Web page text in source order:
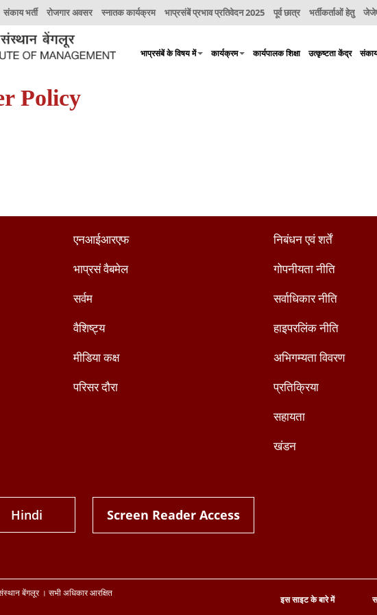
संकाय भर्ती रोजगार अवसर स्नातक कार्यक्रम भाप्रसंबें प्रभाव प्रतिवेदन 2025 पूर्व छात्र भर्तीकर्ताओं हेतु
भाप्रसंबें के विषय में कार्यक्रम कार्यपालक शिक्षा उत्कृष्टता केंद्र
Policy
एनआईआरएफ
भाप्रसं वैबमेल
सर्वम
वैशिष्ट्य
मीडिया कक्ष
परिसर दौरा
निबंधन एवं शर्तें
गोपनीयता नीति
सर्वाधिकार नीति
हाइपरलिंक नीति
अभिगम्यता विवरण
प्रतिक्रिया
सहायता
खंडन
Hindi Screen Reader Access
बेंगलूर । सभी अधिकार आरक्षित
इस साइट के बारे में